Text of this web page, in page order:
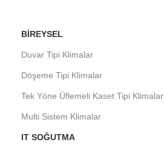
BIREYSEL
Duvar Tipi Klimalar
Döşeme Tipi Klimalar
Tek Yöne Üflemeli Kaset Tipi Klimalar
Multi Sistem Klimalar
IT SOĞUTMA